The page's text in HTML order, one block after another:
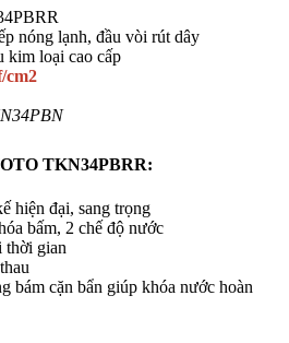
nóng lạnh, đầu vòi rút dây
kim loại cao cấp
cm2
TKN34PBRR:
hiện đại, sang trọng
bấm, 2 chế độ nước
thời gian
bám cặn bẩn giúp khóa nước hoàn